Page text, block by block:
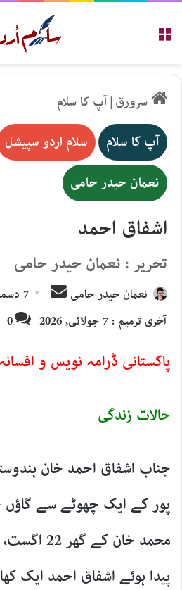
سرورق|آپ کا سلام
آپ کا سلام سلام اردو سپیشل
نعمان حیدر حامی
اشفاق احمد
تحریر : نعمان حیدر حامی
نعمان حیدر حامی
Send
email
7 دسمبر, 2020
آخری ترمیم : 7 جولائی, 2026
0
پاکستانی ڈرامہ نویس و
حالات زندگی
جناب اشفاق احمد خان
پور کے ایک چھوٹے سے گاؤں
پیدا ہوئے اشفاق احمد ایک